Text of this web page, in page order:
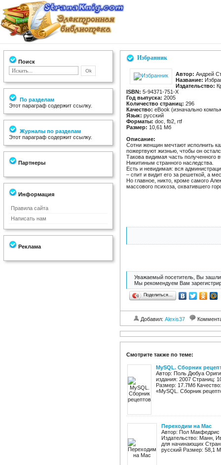
Поиск
По разделам
Этот параграф содержит ссылку.
Журналы по разделам
Этот параграф содержит ссылку.
Партнеры
Информация
Правила сайта
Написать нам
Реклама
Избранник
Автор: Андрей
Название:
Издательство:
ISBN: 5-94371-751-X
Год выпуска: 2005
Количество страниц: 296
Качество: eBook (изначально
Язык: русский
Форматы: doc, fb2, rtf
Размер: 10,61 Мб
Описание:
Сотни женщин мечтают исполнить
пожертвуют жизнью, чтобы он
Такова видимая часть
Никитиным странного наследства.
Есть и невидимая: вся
– спит и видит его за решеткой, а
Но главное, никто, кроме самого
массового психоза, охватившего
Уважаемый посетитель, Вы зашли
Мы рекомендуем Вам
Поделиться…
Добавил: Alexis37
Смотрите также по теме:
MySQL. Сборник
Автор: Поль Дюбуа
издания: 2007 Страниц:
Размер: 17.7Мб
«MySQL. Сборник
Переходим на Mac
Автор: Пол Макфедрис
Издательство: Манн,
для начинающих
русский Размер: 58,1